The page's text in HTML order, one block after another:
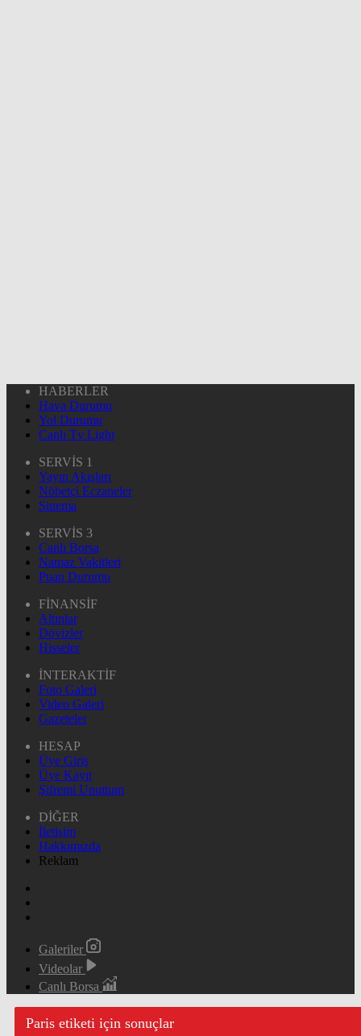
HABERLER
Hava Durumu
Yol Durumu
Canlı Tv Light
SERVİS 1
Yayın Akışları
Nöbetçi Eczaneler
Sinema
SERVİS 3
Canlı Borsa
Namaz Vakitleri
Puan Durumu
FİNANSİF
Altınlar
Dövizler
Hisseler
İNTERAKTİF
Foto Galeri
Video Galeri
Gazeteler
HESAP
Üye Giriş
Üye Kayıt
Şifremi Unuttum
DİĞER
İletişim
Hakkımızda
Reklam
Galeriler
Videolar
Canlı Borsa
Paris etiketi için sonuçlar